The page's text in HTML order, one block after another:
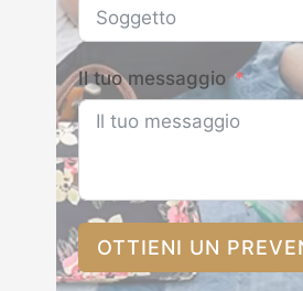
Il tuo messaggio
OTTIENI UN